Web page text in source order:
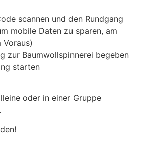
scannen und den Rundgang
mobile Daten zu sparen, am
Voraus)
zur Baumwollspinnerei begeben
starten
oder in einer Gruppe